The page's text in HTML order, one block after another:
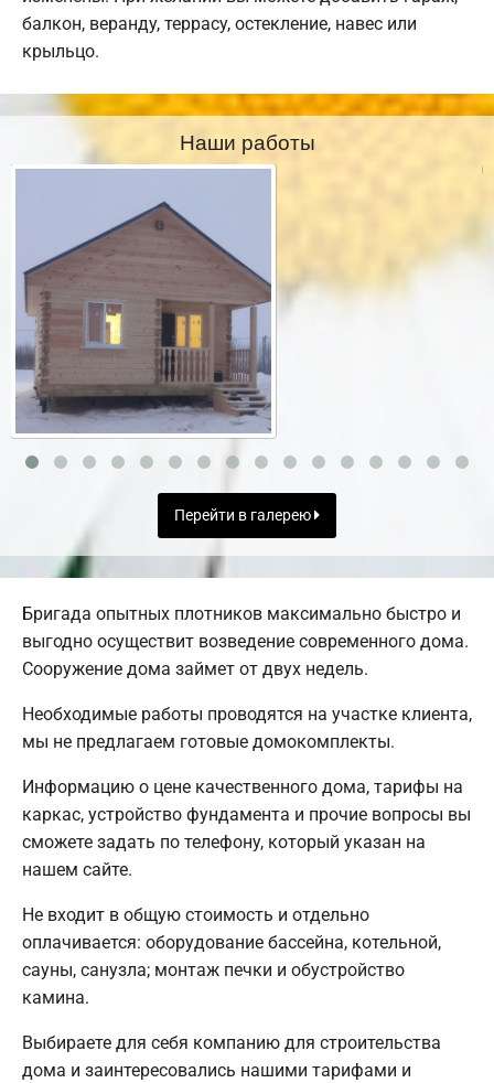
балкон, веранду, террасу, остекление, навес или
крыльцо.
Наши работы
Перейти в галерею
Бригада опытных плотников максимально быстро и
выгодно осуществит возведение современного дома.
Сооружение дома займет от двух недель.
Необходимые работы проводятся на участке клиента,
мы не предлагаем готовые домокомплекты.
Информацию о цене качественного дома, тарифы на
каркас, устройство фундамента и прочие вопросы вы
сможете задать по телефону, который указан на
нашем сайте.
Не входит в общую стоимость и отдельно
оплачивается: оборудование бассейна, котельной,
сауны, санузла; монтаж печки и обустройство
камина.
Выбираете для себя компанию для строительства
дома и заинтересовались нашими тарифами и